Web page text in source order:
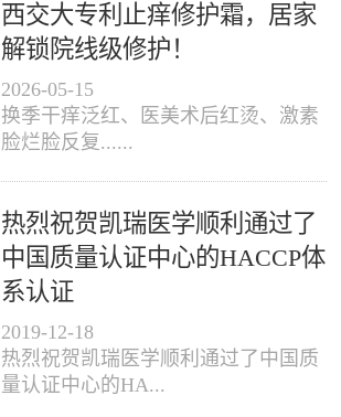
西交大专利止痒修护霜，居家
解锁院线级修护！
2026-05-15
换季干痒泛红、医美术后红烫、激素
脸烂脸反复......
热烈祝贺凯瑞医学顺利通过了
中国质量认证中心的HACCP体
系认证
2019-12-18
热烈祝贺凯瑞医学顺利通过了中国质
量认证中心的HA...